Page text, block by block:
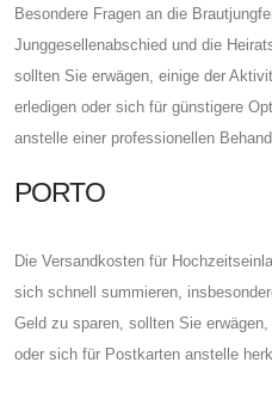
Besondere Fragen an die
Junggesellenabschied und die
sollten Sie erwägen, einige der
erledigen oder sich für günstigere
anstelle einer professionellen
PORTO
Die Versandkosten für
sich schnell summieren,
Geld zu sparen, sollten Sie
oder sich für Postkarten anstelle